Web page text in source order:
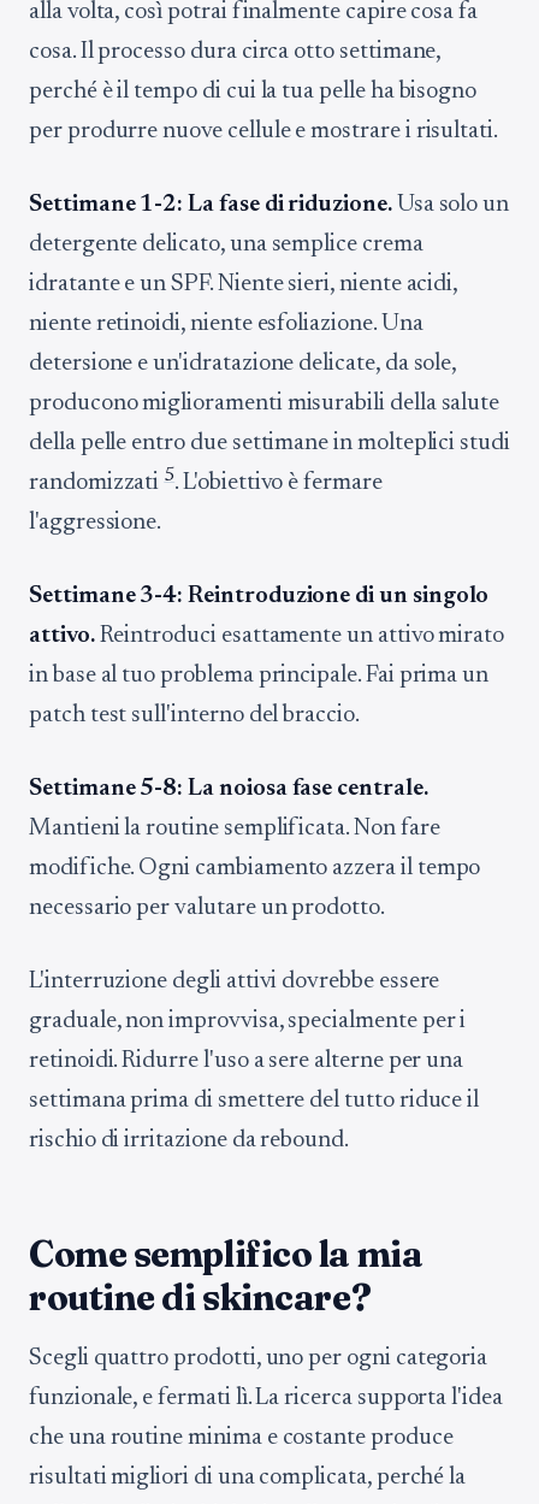
alla volta, così potrai finalmente capire cosa fa
cosa. Il processo dura circa otto settimane,
perché è il tempo di cui la tua pelle ha bisogno
per produrre nuove cellule e mostrare i risultati.
Settimane 1-2: La fase di riduzione.Usa solo un
detergente delicato, una semplice crema
idratante e un SPF. Niente sieri, niente acidi,
niente retinoidi, niente esfoliazione. Una
detersione e un'idratazione delicate, da sole,
producono miglioramenti misurabili della salute
della pelle entro due settimane in molteplici studi
randomizzati5. L'obiettivo è fermare
l'aggressione.
Settimane 3-4: Reintroduzione di un singolo
attivo.Reintroduci esattamente un attivo mirato
in base al tuo problema principale. Fai prima un
patch test sull'interno del braccio.
Settimane 5-8: La noiosa fase centrale.
Mantieni la routine semplificata. Non fare
modifiche. Ogni cambiamento azzera il tempo
necessario per valutare un prodotto.
L'interruzione degli attivi dovrebbe essere
graduale, non improvvisa, specialmente per i
retinoidi. Ridurre l'uso a sere alterne per una
settimana prima di smettere del tutto riduce il
rischio di irritazione da rebound.
Come semplifico la mia
routine di skincare?
Scegli quattro prodotti, uno per ogni categoria
funzionale, e fermati lì. La ricerca supporta l'idea
che una routine minima e costante produce
risultati migliori di una complicata, perché la